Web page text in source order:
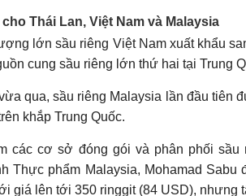
Thái Lan, Việt Nam và Malaysia
lớn sầu riêng Việt Nam xuất khẩu
cung sầu riêng lớn thứ hai tại Trung
qua, sầu riêng Malaysia lần đầu tiên
khắp Trung Quốc.
các cơ sở đóng gói và phân phối
Thực phẩm Malaysia, Mohamad
giá lên tới 350 ringgit (84 USD), nhưng